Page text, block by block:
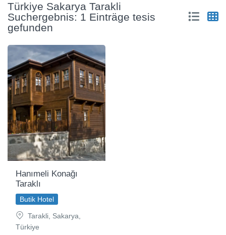
Türkiye Sakarya Tarakli
Suchergebnis: 1 Einträge tesis
gefunden
Hanımeli Konağı
Taraklı
Butik Hotel
Tarakli, Sakarya,
Türkiye